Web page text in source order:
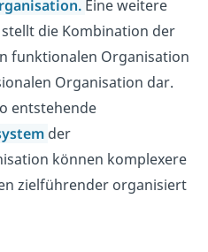
. Eine weitere
die Kombination der
funktionalen Organisation
Organisation dar.
entstehende
der
können komplexere
zielführender organisiert